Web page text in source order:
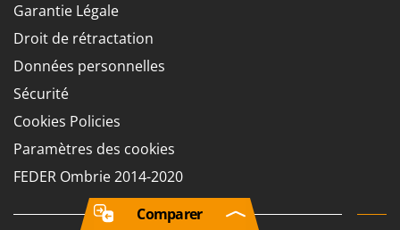
Garantie Légale
Droit de rétractation
Données personnelles
Sécurité
Cookies Policies
Paramètres des cookies
FEDER Ombrie 2014-2020
Comparer